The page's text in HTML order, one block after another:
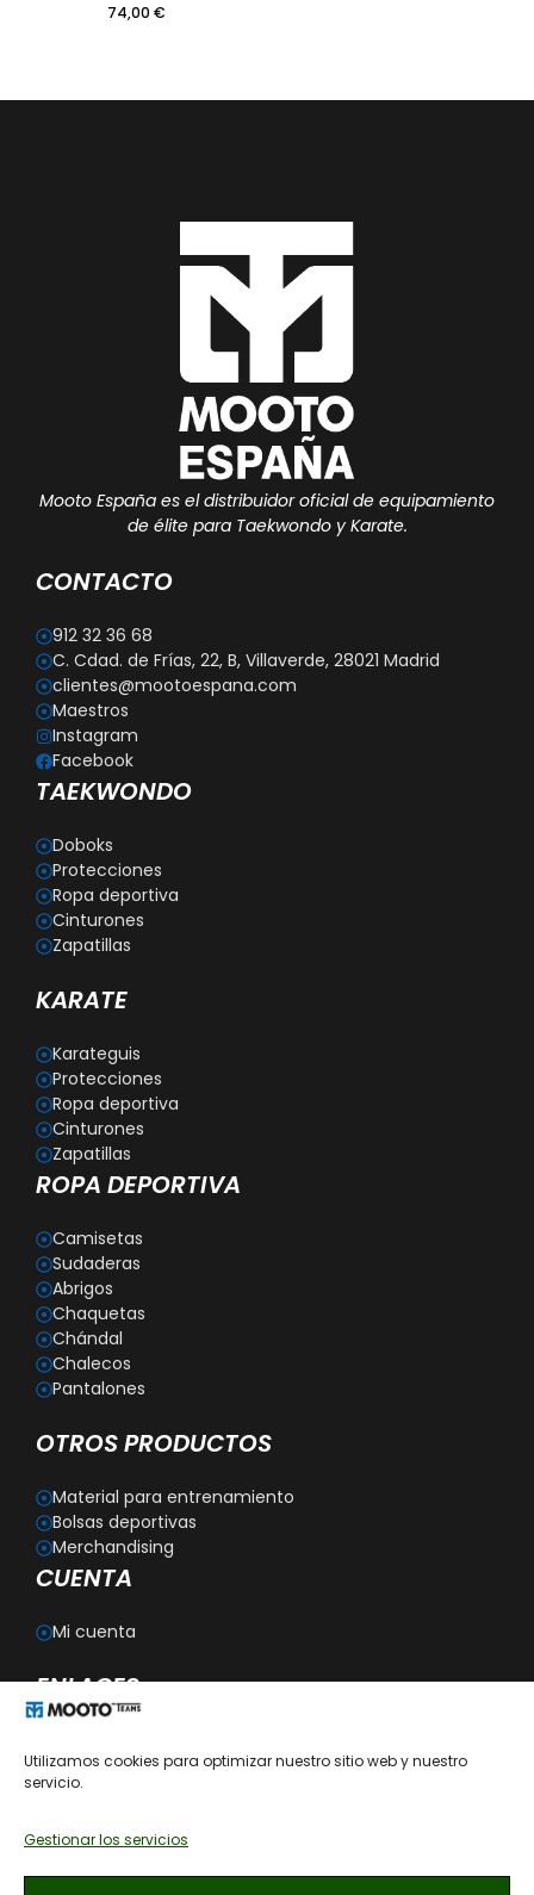
Utilizamos cookies para optimizar nuestro sitio web y nuestro
servicio.
Gestionar los servicios
74,00 €
Mooto España es el distribuidor oficial de equipamiento
de élite para Taekwondo y Karate.
CONTACTO
912 32 36 68
C. Cdad. de Frías, 22, B, Villaverde, 28021 Madrid
clientes@mootoespana.com
Maestros
Instagram
Facebook
TAEKWONDO
Doboks
Protecciones
Ropa deportiva
Cinturones
Zapatillas
KARATE
Karateguis
Protecciones
Ropa deportiva
Cinturones
Zapatillas
ROPA DEPORTIVA
Camisetas
Sudaderas
Abrigos
Chaquetas
Chándal
Chalecos
Pantalones
OTROS PRODUCTOS
Material para entrenamiento
Bolsas deportivas
Merchandising
CUENTA
Mi cuenta
ENLACES
Personalización
Aviso legal
Política de cookies